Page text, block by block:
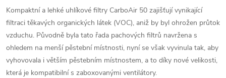
Kompaktní a lehké uhlíkové filtry CarboAir 50 zajišťují vynikající
filtraci těkavých organických látek (VOC), aniž by byl ohrožen průtok
vzduchu. Původně byla tato řada pachových filtrů navržena s
ohledem na menší pěstební místnosti, nyní se však vyvinula tak, aby
vyhovovala i větším pěstebním místnostem, a to díky nové velikosti,
která je kompatibilní s zaboxovanými ventilátory.